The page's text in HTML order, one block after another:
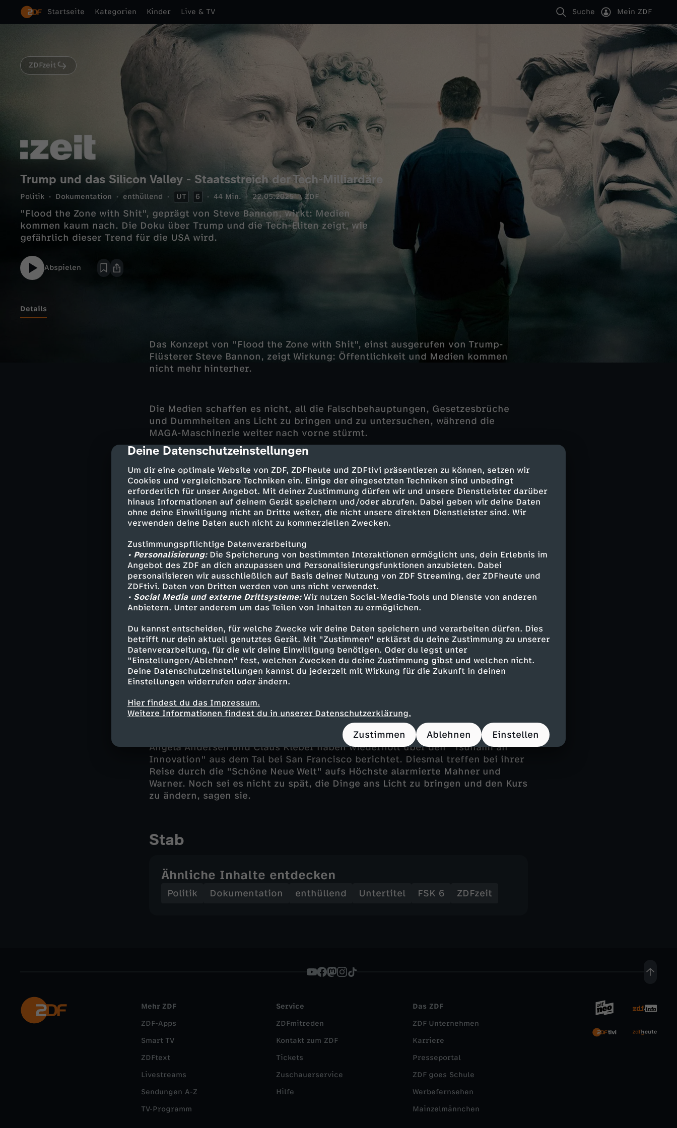
cmp-dialog-description
Deine Datenschutzeinstellungen
Um dir eine optimale Website von ZDF, ZDFheute und ZDFtivi präsentieren zu können, setzen wir
Cookies und vergleichbare Techniken ein. Einige der eingesetzten Techniken sind unbedingt
erforderlich für unser Angebot. Mit deiner Zustimmung dürfen wir und unsere Dienstleister darüber
hinaus Informationen auf deinem Gerät speichern und/oder abrufen. Dabei geben wir deine Daten
ohne deine Einwilligung nicht an Dritte weiter, die nicht unsere direkten Dienstleister sind. Wir
verwenden deine Daten auch nicht zu kommerziellen Zwecken.
Zustimmungspflichtige Datenverarbeitung
• Personalisierung:Die Speicherung von bestimmten Interaktionen ermöglicht uns, dein Erlebnis im
Angebot des ZDF an dich anzupassen und Personalisierungsfunktionen anzubieten. Dabei
personalisieren wir ausschließlich auf Basis deiner Nutzung von ZDF Streaming, der ZDFheute und
ZDFtivi. Daten von Dritten werden von uns nicht verwendet.
• Social Media und externe Drittsysteme:Wir nutzen Social-Media-Tools und Dienste von anderen
Anbietern. Unter anderem um das Teilen von Inhalten zu ermöglichen.
Du kannst entscheiden, für welche Zwecke wir deine Daten speichern und verarbeiten dürfen. Dies
betrifft nur dein aktuell genutztes Gerät. Mit "Zustimmen" erklärst du deine Zustimmung zu unserer
Datenverarbeitung, für die wir deine Einwilligung benötigen. Oder du legst unter
"Einstellungen/Ablehnen" fest, welchen Zwecken du deine Zustimmung gibst und welchen nicht.
Deine Datenschutzeinstellungen kannst du jederzeit mit Wirkung für die Zukunft in deinen
Einstellungen widerrufen oder ändern.
Hier findest du das Impressum.
Weitere Informationen findest du in unserer Datenschutzerklärung.
Zustimmen Ablehnen Einstellen
Startseite Kategorien Kinder Live & TV Suche Mein ZDF
ZDFzeit
Trump und das Silicon Valley - Staatsstreich der Tech-Milliardäre
Politik Dokumentation enthüllend UT 6 44 Min. 22.05.2025 ZDF
"Flood the Zone with Shit", geprägt von Steve Bannon, wirkt: Medien
kommen kaum nach. Die Doku über Trump und die Tech-Eliten zeigt, wie
gefährlich dieser Trend für die USA wird.
Abspielen
Details
Das Konzept von "Flood the Zone with Shit", einst ausgerufen von Trump-
Flüsterer Steve Bannon, zeigt Wirkung: Öffentlichkeit und Medien kommen
nicht mehr hinterher.
Die Medien schaffen es nicht, all die Falschbehauptungen, Gesetzesbrüche
und Dummheiten ans Licht zu bringen und zu untersuchen, während die
MAGA-Maschinerie weiter nach vorne stürmt.
Die Dokumentation "Trump und das Silicon Valley – Staatsstreich der Tech-
Milliardäre" zeigt unter der stürmischen Oberfläche mächtige Grundströme,
die die USA beharrlich in eine neue Welt treiben.
Anführer der digitalen Revolution – es sind fast ausschließlich Männer –
bemannen die Trump-Administration mit ihren Leuten. Vizepräsident JD Vance
an der Spitze. Ihre Mission: dafür sorgen, dass alle Beschränkungen für ihre
Unternehmen und Auftraggeber fallen. Projekte wie Kryptowährungen, der
Einsatz künstlicher Intelligenz in allen Bereichen von Wissenschaft, Wirtschaft
und Militär, ungehemmte, unterschiedslose Verbreitung von News, Legenden
und Behauptungen und rücksichtslose Ausbeutung natürlicher Ressourcen
sollen die USA zur Übermacht des 21. Jahrhunderts machen. Sonst, so ihr
Argument, wird China diese Position einnehmen.
Alles muss mit Hypergeschwindigkeit gehen, wie der Über-Unternehmer Elon
Musk sie vorgemacht hat. Innehalten, Nachdenken, gesellschaftliche
Leitplanken, sind für sie bloß Hindernisse. Ethik und moralische Bedenken –
etwa gegen Eugenik, Optimierung des menschlichen Erbguts – sind was für
Feiglinge. Die westliche Welt soll ihre altmodische Abneigung gegen
autokratische Führer überwinden. Demokratie ist ihnen zu langsam. Sie wollen
die USA führen wie ihre Unternehmen. Unter einem machtvollen Anführer.
Noch hat sich Widerstand dagegen nicht formiert. Mahner aus Medien,
Universitäten und NGOs blicken hoffnungsvoll nach Europa – dort soll ihr
Angela Andersen und Claus Kleber haben wiederholt über den "Tsunami an
Innovation" aus dem Tal bei San Francisco berichtet. Diesmal treffen bei ihrer
Reise durch die "Schöne Neue Welt" aufs Höchste alarmierte Mahner und
Warner. Noch sei es nicht zu spät, die Dinge ans Licht zu bringen und den Kurs
zu ändern, sagen sie.
Stab
Ähnliche Inhalte entdecken
Politik Dokumentation enthüllend Untertitel FSK 6 ZDFzeit
Mehr ZDF
ZDF-Apps
Smart TV
ZDFtext
Livestreams
Sendungen A-Z
TV-Programm
Service
ZDFmitreden
Kontakt zum ZDF
Tickets
Zuschauerservice
Hilfe
Das ZDF
ZDF Unternehmen
Karriere
Presseportal
ZDF goes Schule
Werbefernsehen
Mainzelmännchen